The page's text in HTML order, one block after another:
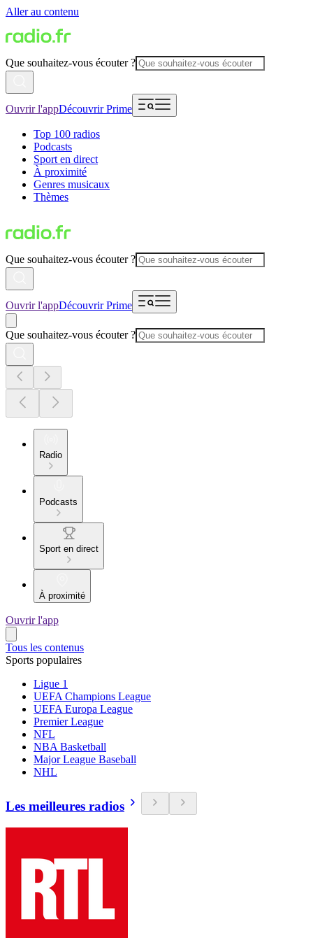
Aller au contenu
Que souhaitez-vous écouter ?
Ouvrir l'appDécouvrir Prime
Top 100 radios
Podcasts
Sport en direct
À proximité
Genres musicaux
Thèmes
Que souhaitez-vous écouter ?
Ouvrir l'appDécouvrir Prime
Que souhaitez-vous écouter ?
Radio
Podcasts
Sport en direct
À proximité
Ouvrir l'app
Tous les contenus
Sports populaires
Ligue 1
UEFA Champions League
UEFA Europa League
Premier League
NFL
NBA Basketball
Major League Baseball
NHL
Les meilleures radios